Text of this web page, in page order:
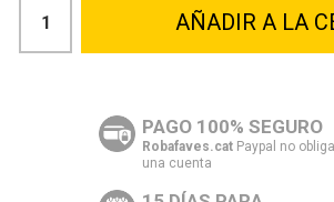
AÑADIR A LA
PAGO 100% SEGURO
Robafaves.cat Paypal no
una cuenta